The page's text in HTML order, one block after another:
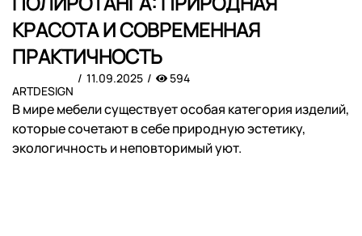
КРАСОТА И СОВРЕМЕННАЯ
ПРАКТИЧНОСТЬ
ARTDESIGN
11.09.2025 594
В мире мебели существует особая категория изделий,
которые сочетают в себе природную эстетику,
экологичность и неповторимый уют.